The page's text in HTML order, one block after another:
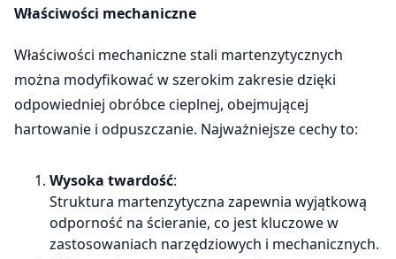
Właściwości mechaniczne
Właściwości mechaniczne stali martenzytycznych
można modyfikować w szerokim zakresie dzięki
odpowiedniej obróbce cieplnej, obejmującej
hartowanie i odpuszczanie. Najważniejsze cechy to:
Wysoka twardość:
Struktura martenzytyczna zapewnia wyjątkową
odporność na ścieranie, co jest kluczowe w
zastosowaniach narzędziowych i mechanicznych.